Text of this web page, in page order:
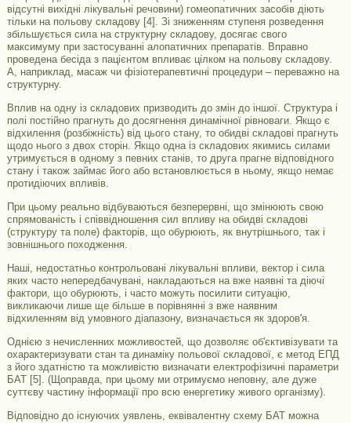
відсутні вихідні лікувальні речовини) гомеопатичних засобів діють
тільки на польову складову [4]. Зі зниженням ступеня розведення
збільшується сила на структурну складову, досягає свого
максимуму при застосуванні алопатичних препаратів. Вправно
проведена бесіда з пацієнтом впливає цілком на польову складову.
А, наприклад, масаж чи фізіотерапевтичні процедури – переважно на
структурну.
Вплив на одну із складових призводить до змін до іншої. Структура і
полі постійно прагнуть до досягнення динамічної рівноваги. Якщо є
відхилення (розбіжність) від цього стану, то обидві складові прагнуть
щодо нього з двох сторін. Якщо одна із складових якимись силами
утримується в одному з певних станів, то друга прагне відповідного
стану і також займає його або встановлюється в ньому, якщо немає
протидіючих впливів.
При цьому реально відбуваються безперервні, що змінюють свою
спрямованість і співвідношення сил впливу на обидві складові
(структуру та поле) факторів, що обурюють, як внутрішнього, так і
зовнішнього походження.
Наші, недостатньо контрольовані лікувальні впливи, вектор і сила
яких часто непередбачувані, накладаються на вже наявні та діючі
фактори, що обурюють, і часто можуть посилити ситуацію,
викликаючи лише ще більше в порівнянні з вже наявним
відхиленням від умовного діапазону, визначається як здоров'я.
Однією з нечисленних можливостей, що дозволяє об'єктивізувати та
охарактеризувати стан та динаміку польової складової, є метод ЕПД
з його здатністю та можливістю визначати електрофізичні параметри
БАТ [5]. (Щоправда, при цьому ми отримуємо неповну, але дуже
суттєву частину інформації про всю енергетику живого організму).
Відповідно до існуючих уявлень, еквівалентну схему БАТ можна